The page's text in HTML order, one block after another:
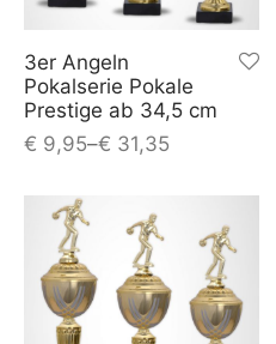
3er Angeln
Pokalserie Pokale
Prestige ab 34,5 cm
€ 9,95–€ 31,35